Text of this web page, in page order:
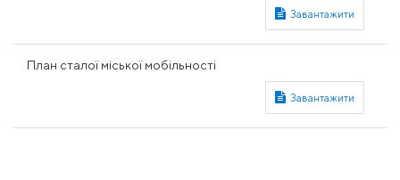
План сталої міської мобільності